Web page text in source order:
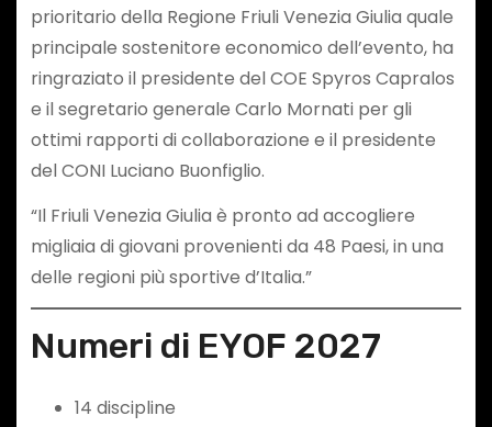
prioritario della Regione Friuli Venezia Giulia quale
principale sostenitore economico dell’evento, ha
ringraziato il presidente del COE Spyros Capralos
e il segretario generale Carlo Mornati per gli
ottimi rapporti di collaborazione e il presidente
del CONI Luciano Buonfiglio.
“Il Friuli Venezia Giulia è pronto ad accogliere
migliaia di giovani provenienti da 48 Paesi, in una
delle regioni più sportive d’Italia.”
Numeri di EYOF 2027
14 discipline